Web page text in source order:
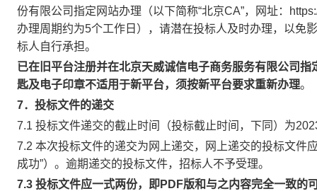
份有限公司指定网站办理（以下简称“北京CA”，网址：
办理周期约为5个工作日），请潜在投标人及时办理，以免
标人自行承担。
已在旧平台注册并在北京天威诚信电子商务服务有限公司
匙及电子印章不适用于新平台，须按新平台要求重新办理。
7． 投标文件的递交
7.1 投标文件递交的截止时间（投标截止时间，下同）为
7.2 本次投标文件的递交为网上递交，网上递交的投标文件
成功”）。逾期递交的投标文件，招标人不予受理。
7.3 投标文件应一式两份，即PDF版和与之内容完全一致的